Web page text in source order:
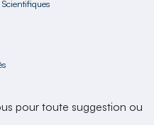
pour toute suggestion ou